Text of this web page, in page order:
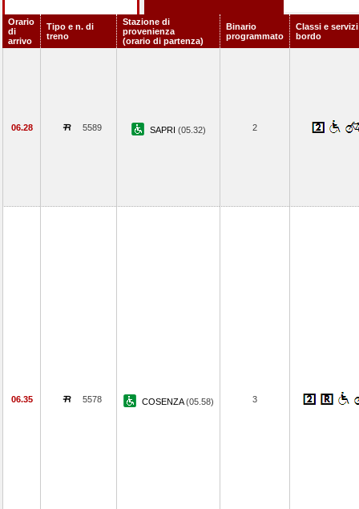
Orario
di
arrivo
Tipo e n. di
treno
Stazione di
provenienza
(orario di partenza)
Binario
programmato
Classi e servizi
bordo
06.28 5589 SAPRI (05.32) 2
06.35 5578 COSENZA(05.58) 3